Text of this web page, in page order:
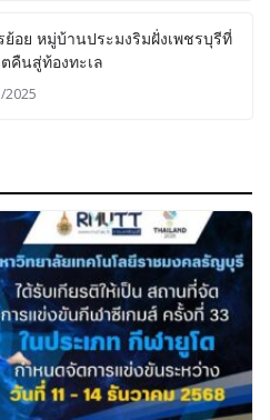
ย้อย หมู่บ้านประมงริมฝั่งเพชรบุรีที่
คืนสู่ท้องทะเล
2025